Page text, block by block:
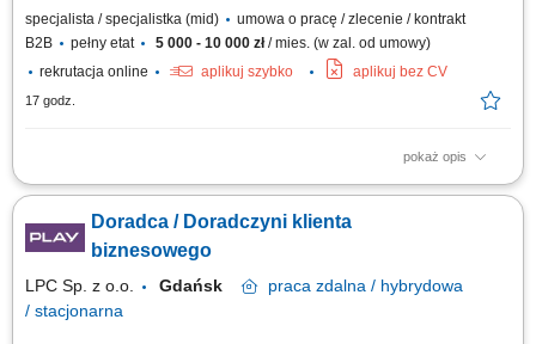
specjalista / specjalistka (mid)
umowa o pracę / zlecenie / kontrakt
B2B
pełny etat 5 000 - 10 000 zł/ mies. (w zal. od umowy)
rekrutacja online
aplikuj szybko aplikuj bez CV
17 godz.
pokaż opis
Zakres obowiązków: Sprzedaż łączy światłowodowych — standardowych
sygnały zakupowe (nowa hala, nowy oddział, rekrutacja informatyka),
polecenia od obecnych klientów i od lokalnych firm IT; Wizje lokalne i
Doradca / Doradczyni klienta
biznesowego
LPC Sp. z o.o. Gdańsk praca zdalna / hybrydowa
/ stacjonarna